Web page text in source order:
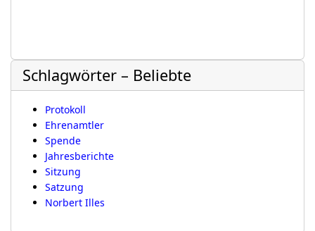
Schlagwörter – Beliebte
Protokoll
Ehrenamtler
Spende
Jahresberichte
Sitzung
Satzung
Norbert Illes